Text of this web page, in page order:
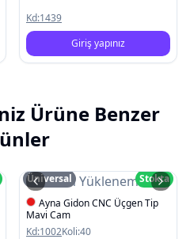
Kd:1439
Giriş yapınız
Ürüne Benzer
Resim Yüklenemedi
Üniversal
Stokta
Ayna Gidon CNC Üçgen Tip
Mavi Cam
Kd:1002Koli:40